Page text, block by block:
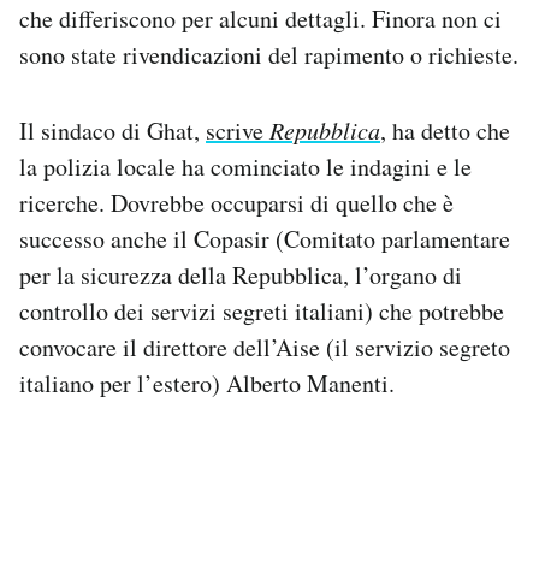
che differiscono per alcuni dettagli. Finora non ci
sono state rivendicazioni del rapimento o richieste.
Il sindaco di Ghat, scrive Repubblica, ha detto che
la polizia locale ha cominciato le indagini e le
ricerche. Dovrebbe occuparsi di quello che è
successo anche il Copasir (Comitato parlamentare
per la sicurezza della Repubblica, l’organo di
controllo dei servizi segreti italiani) che potrebbe
convocare il direttore dell’Aise (il servizio segreto
italiano per l’estero) Alberto Manenti.